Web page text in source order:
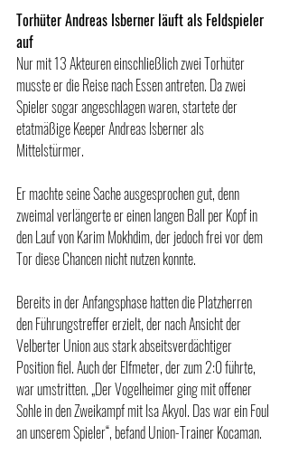
Torhüter Andreas Isberner läuft als Feldspieler
auf
Nur mit 13 Akteuren einschließlich zwei Torhüter
musste er die Reise nach Essen antreten. Da zwei
Spieler sogar angeschlagen waren, startete der
etatmäßige Keeper Andreas Isberner als
Mittelstürmer.
Er machte seine Sache ausgesprochen gut, denn
zweimal verlängerte er einen langen Ball per Kopf in
den Lauf von Karim Mokhdim, der jedoch frei vor dem
Tor diese Chancen nicht nutzen konnte.
Bereits in der Anfangsphase hatten die Platzherren
den Führungstreffer erzielt, der nach Ansicht der
Velberter Union aus stark abseitsverdächtiger
Position fiel. Auch der Elfmeter, der zum 2:0 führte,
war umstritten. „Der Vogelheimer ging mit offener
Sohle in den Zweikampf mit Isa Akyol. Das war ein Foul
an unserem Spieler“, befand Union-Trainer Kocaman.